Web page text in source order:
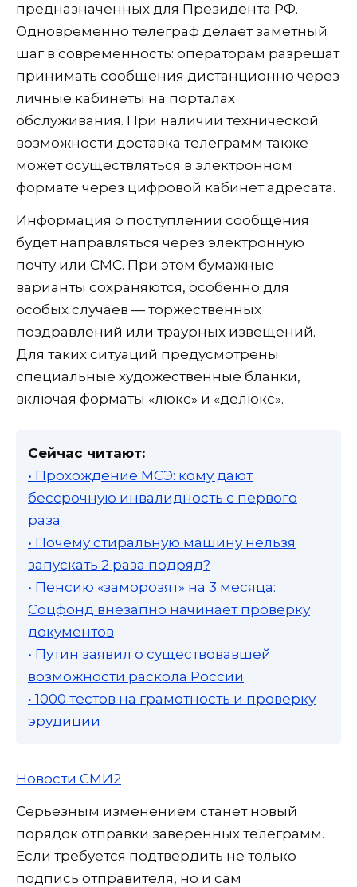
предназначенных для Президента РФ.
Одновременно телеграф делает заметный
шаг в современность: операторам разрешат
принимать сообщения дистанционно через
личные кабинеты на порталах
обслуживания. При наличии технической
возможности доставка телеграмм также
может осуществляться в электронном
формате через цифровой кабинет адресата.
Информация о поступлении сообщения
будет направляться через электронную
почту или СМС. При этом бумажные
варианты сохраняются, особенно для
особых случаев — торжественных
поздравлений или траурных извещений.
Для таких ситуаций предусмотрены
специальные художественные бланки,
включая форматы «люкс» и «делюкс».
Сейчас читают:
• Прохождение МСЭ: кому дают
бессрочную инвалидность с первого
раза
• Почему стиральную машину нельзя
запускать 2 раза подряд?
• Пенсию «заморозят» на 3 месяца:
Соцфонд внезапно начинает проверку
документов
• Путин заявил о существовавшей
возможности раскола России
• 1000 тестов на грамотность и проверку
эрудиции
Новости СМИ2
Серьезным изменением станет новый
порядок отправки заверенных телеграмм.
Если требуется подтвердить не только
подпись отправителя, но и сам